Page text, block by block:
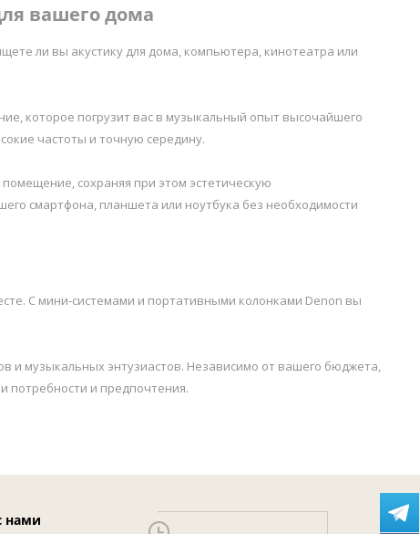
вашего дома
ли вы акустику для дома, компьютера, кинотеатра или
которое погрузит вас в музыкальный опыт высочайшего
частоты и точную середину.
сохраняя при этом эстетическую
смартфона, планшета или ноутбука без необходимости
С мини-системами и портативными колонками Denon вы
и музыкальных энтузиастов. Независимо от вашего бюджета,
потребности и предпочтения.
нами